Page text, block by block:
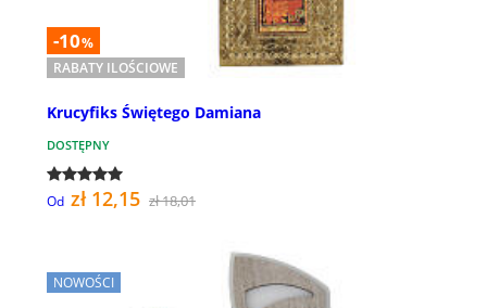
-10%
RABATY ILOŚCIOWE
Krucyfiks Świętego Damiana
DOSTĘPNY
Od zł 12,15 zł 18,01
NOWOŚCI